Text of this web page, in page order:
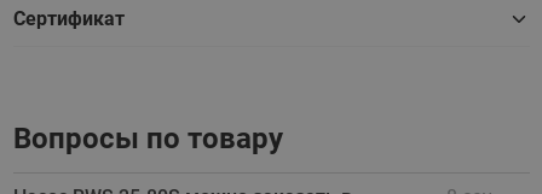
Сертификат
Вопросы по товару